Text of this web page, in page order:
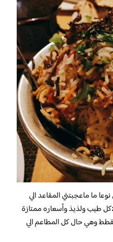
ما ماعجبتني المقاعد الي
طيب ولذيذ وأسعاره ممتازة
وهي حال كل المطاعم الي